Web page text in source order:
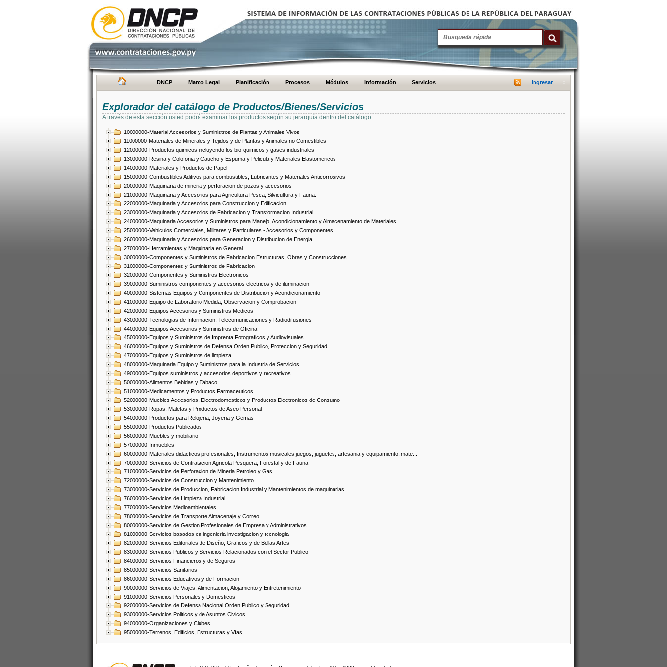
DNCP Marco Legal Planificación Procesos Módulos Información Servicios Ingresar
Explorador del catálogo de Productos/Bienes/Servicios
A través de esta sección usted podrá examinar los productos según su jerarquía dentro del catálogo
10000000-Material Accesorios y Suministros de Plantas y Animales Vivos
11000000-Materiales de Minerales y Tejidos y de Plantas y Animales no Comestibles
12000000-Productos quimicos incluyendo los bio-quimicos y gases industriales
13000000-Resina y Colofonia y Caucho y Espuma y Pelicula y Materiales Elastomericos
14000000-Materiales y Productos de Papel
15000000-Combustibles Aditivos para combustibles, Lubricantes y Materiales Anticorrosivos
20000000-Maquinaria de mineria y perforacion de pozos y accesorios
21000000-Maquinaria y Accesorios para Agricultura Pesca, Silvicultura y Fauna.
22000000-Maquinaria y Accesorios para Construccion y Edificacion
23000000-Maquinaria y Accesorios de Fabricacion y Transformacion Industrial
24000000-Maquinaria Accesorios y Suministros para Manejo, Acondicionamiento y Almacenamiento de Materiales
25000000-Vehiculos Comerciales, Militares y Particulares - Accesorios y Componentes
26000000-Maquinaria y Accesorios para Generacion y Distribucion de Energia
27000000-Herramientas y Maquinaria en General
30000000-Componentes y Suministros de Fabricacion Estructuras, Obras y Construcciones
31000000-Componentes y Suministros de Fabricacion
32000000-Componentes y Suministros Electronicos
39000000-Suministros componentes y accesorios electricos y de iluminacion
40000000-Sistemas Equipos y Componentes de Distribucion y Acondicionamiento
41000000-Equipo de Laboratorio Medida, Observacion y Comprobacion
42000000-Equipos Accesorios y Suministros Medicos
43000000-Tecnologias de Informacion, Telecomunicaciones y Radiodifusiones
44000000-Equipos Accesorios y Suministros de Oficina
45000000-Equipos y Suministros de Imprenta Fotograficos y Audiovisuales
46000000-Equipos y Suministros de Defensa Orden Publico, Proteccion y Seguridad
47000000-Equipos y Suministros de limpieza
48000000-Maquinaria Equipo y Suministros para la Industria de Servicios
49000000-Equipos suministros y accesorios deportivos y recreativos
50000000-Alimentos Bebidas y Tabaco
51000000-Medicamentos y Productos Farmaceuticos
52000000-Muebles Accesorios, Electrodomesticos y Productos Electronicos de Consumo
53000000-Ropas, Maletas y Productos de Aseo Personal
54000000-Productos para Relojeria, Joyeria y Gemas
55000000-Productos Publicados
56000000-Muebles y mobiliario
57000000-Inmuebles
60000000-Materiales didacticos profesionales, Instrumentos musicales juegos, juguetes, artesania y equipamiento, mate...
70000000-Servicios de Contratacion Agricola Pesquera, Forestal y de Fauna
71000000-Servicios de Perforacion de Mineria Petroleo y Gas
72000000-Servicios de Construccion y Mantenimiento
73000000-Servicios de Produccion, Fabricacion Industrial y Mantenimientos de maquinarias
76000000-Servicios de Limpieza Industrial
77000000-Servicios Medioambientales
78000000-Servicios de Transporte Almacenaje y Correo
80000000-Servicios de Gestion Profesionales de Empresa y Administrativos
81000000-Servicios basados en ingenieria investigacion y tecnologia
82000000-Servicios Editoriales de Diseño, Graficos y de Bellas Artes
83000000-Servicios Publicos y Servicios Relacionados con el Sector Publico
84000000-Servicios Financieros y de Seguros
85000000-Servicios Sanitarios
86000000-Servicios Educativos y de Formacion
90000000-Servicios de Viajes, Alimentacion, Alojamiento y Entretenimiento
91000000-Servicios Personales y Domesticos
92000000-Servicios de Defensa Nacional Orden Publico y Seguridad
93000000-Servicios Politicos y de Asuntos Civicos
94000000-Organizaciones y Clubes
95000000-Terrenos, Edificios, Estructuras y Vías